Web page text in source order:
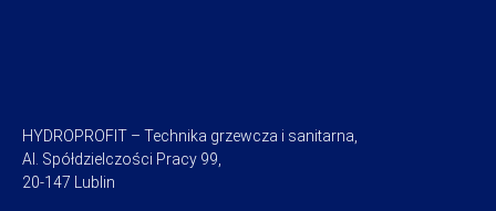
HYDROPROFIT – Technika grzewcza i sanitarna,
Al. Spółdzielczości Pracy 99,
20-147 Lublin